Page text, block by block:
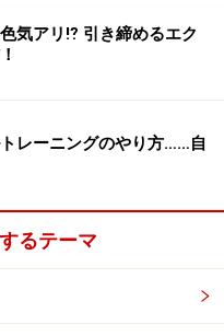
気アリ⁉ 引き締めるエク
レーニングのやり方……自
るテーマ